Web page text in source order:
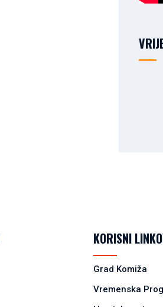
KORISNI
Grad Komiža
Vremenska